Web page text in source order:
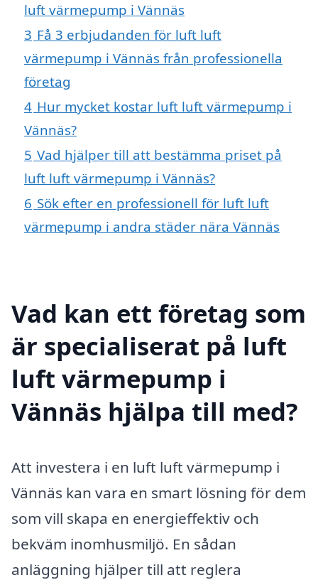
luft värmepump i Vännäs
3 Få 3 erbjudanden för luft luft
värmepump i Vännäs från professionella
företag
4 Hur mycket kostar luft luft värmepump i
Vännäs?
5 Vad hjälper till att bestämma priset på
luft luft värmepump i Vännäs?
6 Sök efter en professionell för luft luft
värmepump i andra städer nära Vännäs
Vad kan ett företag som
är specialiserat på luft
luft värmepump i
Vännäs hjälpa till med?
Att investera i en luft luft värmepump i
Vännäs kan vara en smart lösning för dem
som vill skapa en energieffektiv och
bekväm inomhusmiljö. En sådan
anläggning hjälper till att reglera